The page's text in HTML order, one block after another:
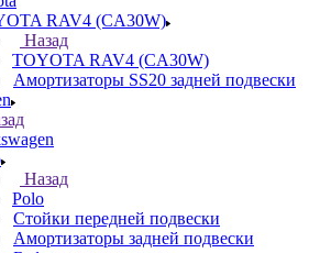
RAV4 (CA30W)
Назад
TOYOTA RAV4 (CA30W)
Амортизаторы SS20 задней подвески
Назад
Polo
Стойки передней подвески
Амортизаторы задней подвески